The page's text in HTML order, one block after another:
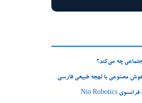
چه می‌کند؟
هوش مصنوعی با لهجه طبیعی فارسی